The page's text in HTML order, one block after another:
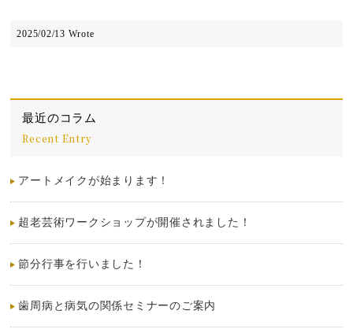
最近のコラム
Recent Entry
アートメイクが始まります！
超老芸術ワークショップが開催されました！
節分行事を行いました！
歯周病と病気の関係セミナーのご案内
2025/02/13 Wrote